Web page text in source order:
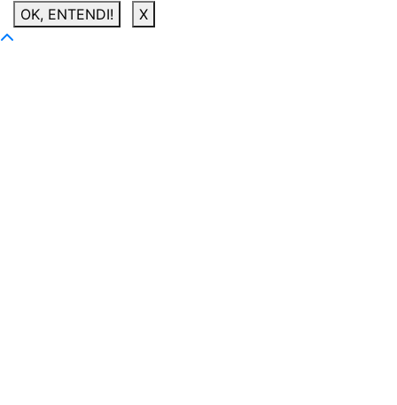
OK, ENTENDI!
X